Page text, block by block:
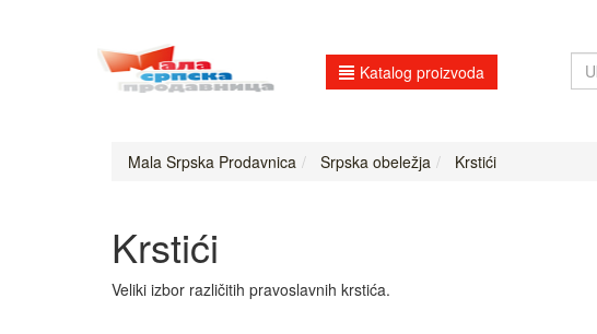
Katalog proizvoda
Mala Srpska Prodavnica Srpska obeležja Krstići
Krstići
Veliki izbor različitih pravoslavnih krstića.